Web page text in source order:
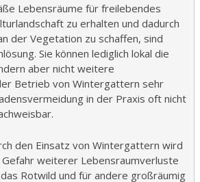
Lebensräume für freilebendes
zu erhalten und dadurch
der Vegetation zu schaffen, sind
Sie können lediglich lokal die
aber nicht weitere
Betrieb von Wintergattern sehr
in der Praxis oft nicht
den Einsatz von Wintergattern wird
weiterer Lebensraumverluste
Rotwild und für andere großräumig